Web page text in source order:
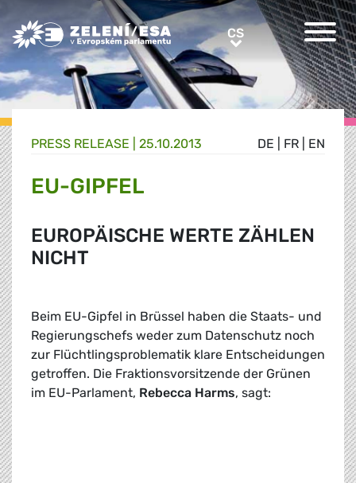
Greens/EFA Home CSCS
DE FR EN
PRESS RELEASE | 25.10.2013
EU-GIPFEL
EUROPÄISCHE WERTE ZÄHLEN
NICHT
Beim EU-Gipfel in Brüssel haben die Staats- und
Regierungschefs weder zum Datenschutz noch
zur Flüchtlingsproblematik klare Entscheidungen
getroffen. Die Fraktionsvorsitzende der Grünen
im EU-Parlament, Rebecca Harms, sagt: